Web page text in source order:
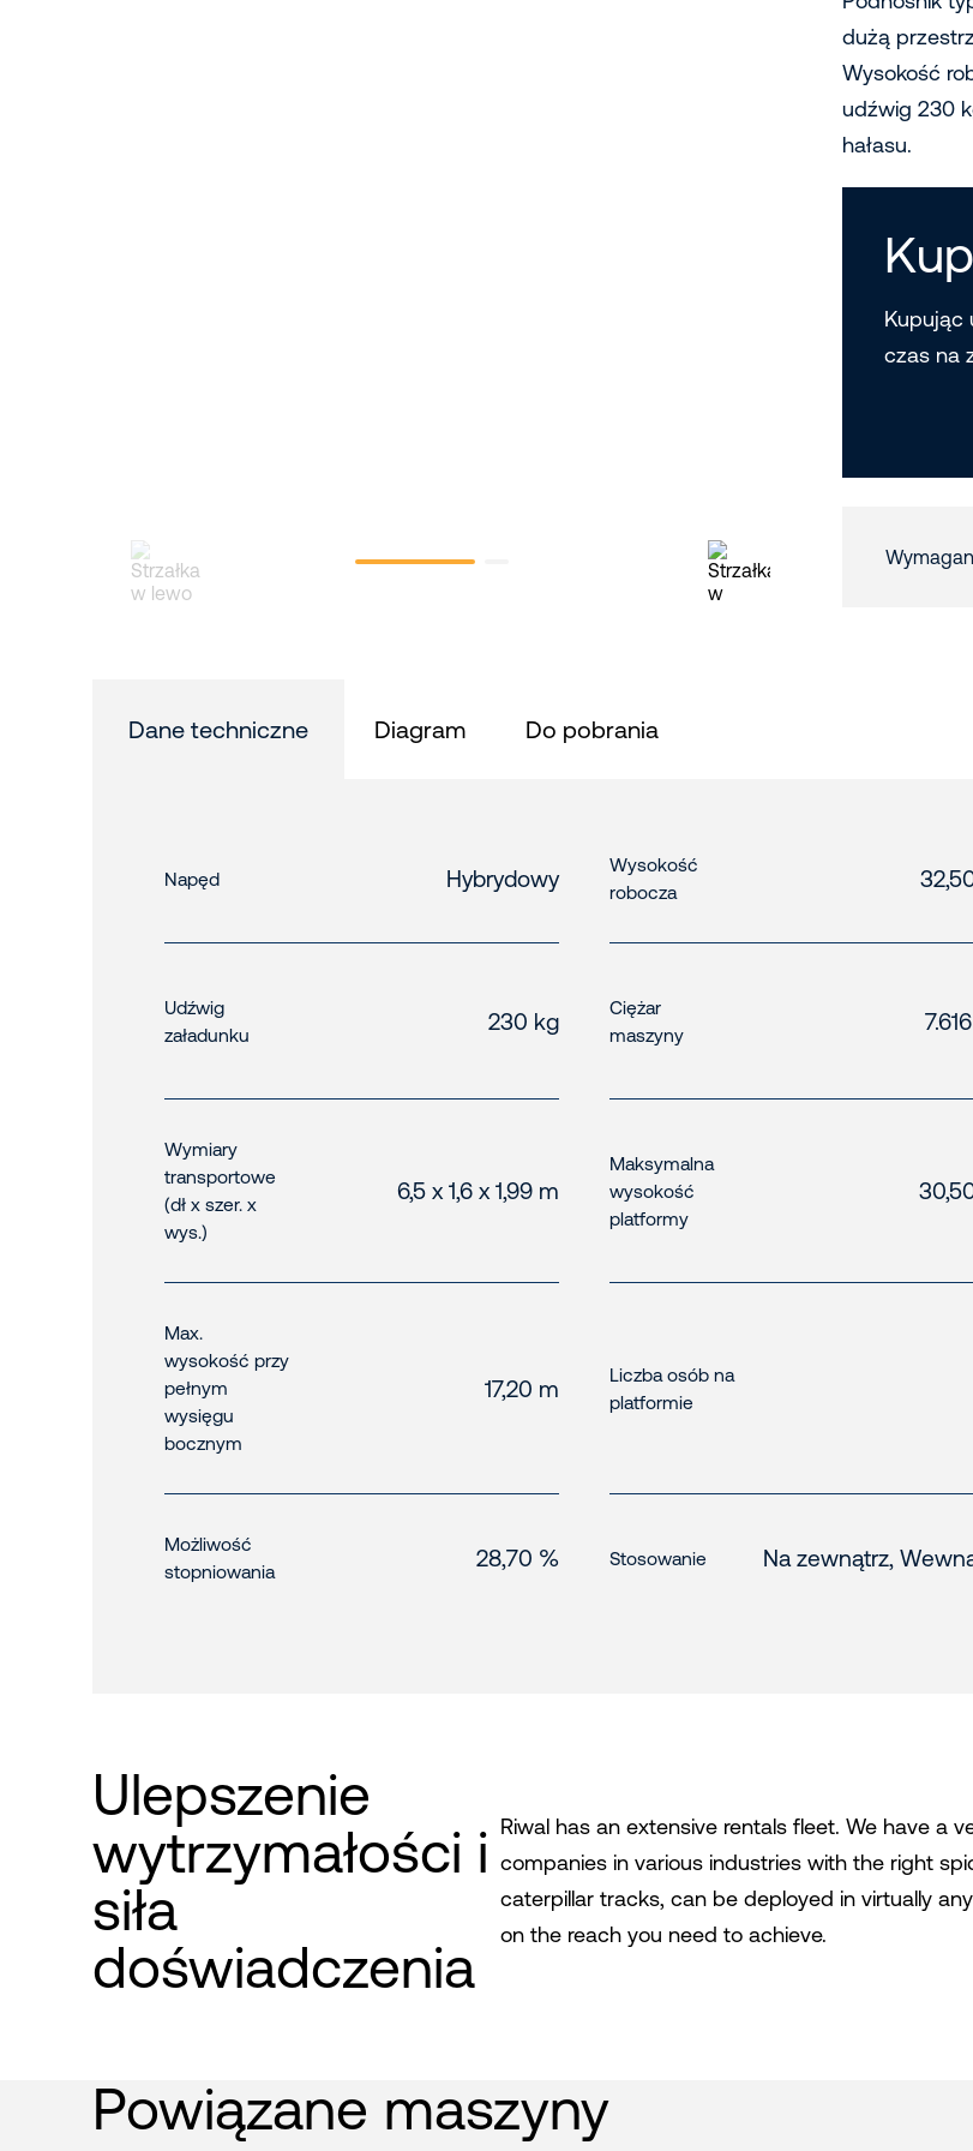
dużą
Wysokość
udźwig 230
hałasu.
Kupując
czas na
Dane techniczne Diagram Do pobrania
Napęd Hybrydowy
Wysokość
robocza
Udźwig
załadunku
230 kg
Ciężar
maszyny
Wymiary
transportowe
(dł x szer. x
wys.)
6,5 x 1,6 x 1,99 m
Maksymalna
wysokość
platformy
Max.
wysokość przy
pełnym
wysięgu
bocznym
17,20 m
Liczba osób na
platformie
Możliwość
stopniowania
28,70 % Stosowanie Na zewnątrz,
Ulepszenie
wytrzymałości i
siła
doświadczenia
Riwal has an extensive rentals fleet. We have a
companies in various industries with the right
caterpillar tracks, can be deployed in virtually
on the reach you need to achieve.
Powiązane maszyny